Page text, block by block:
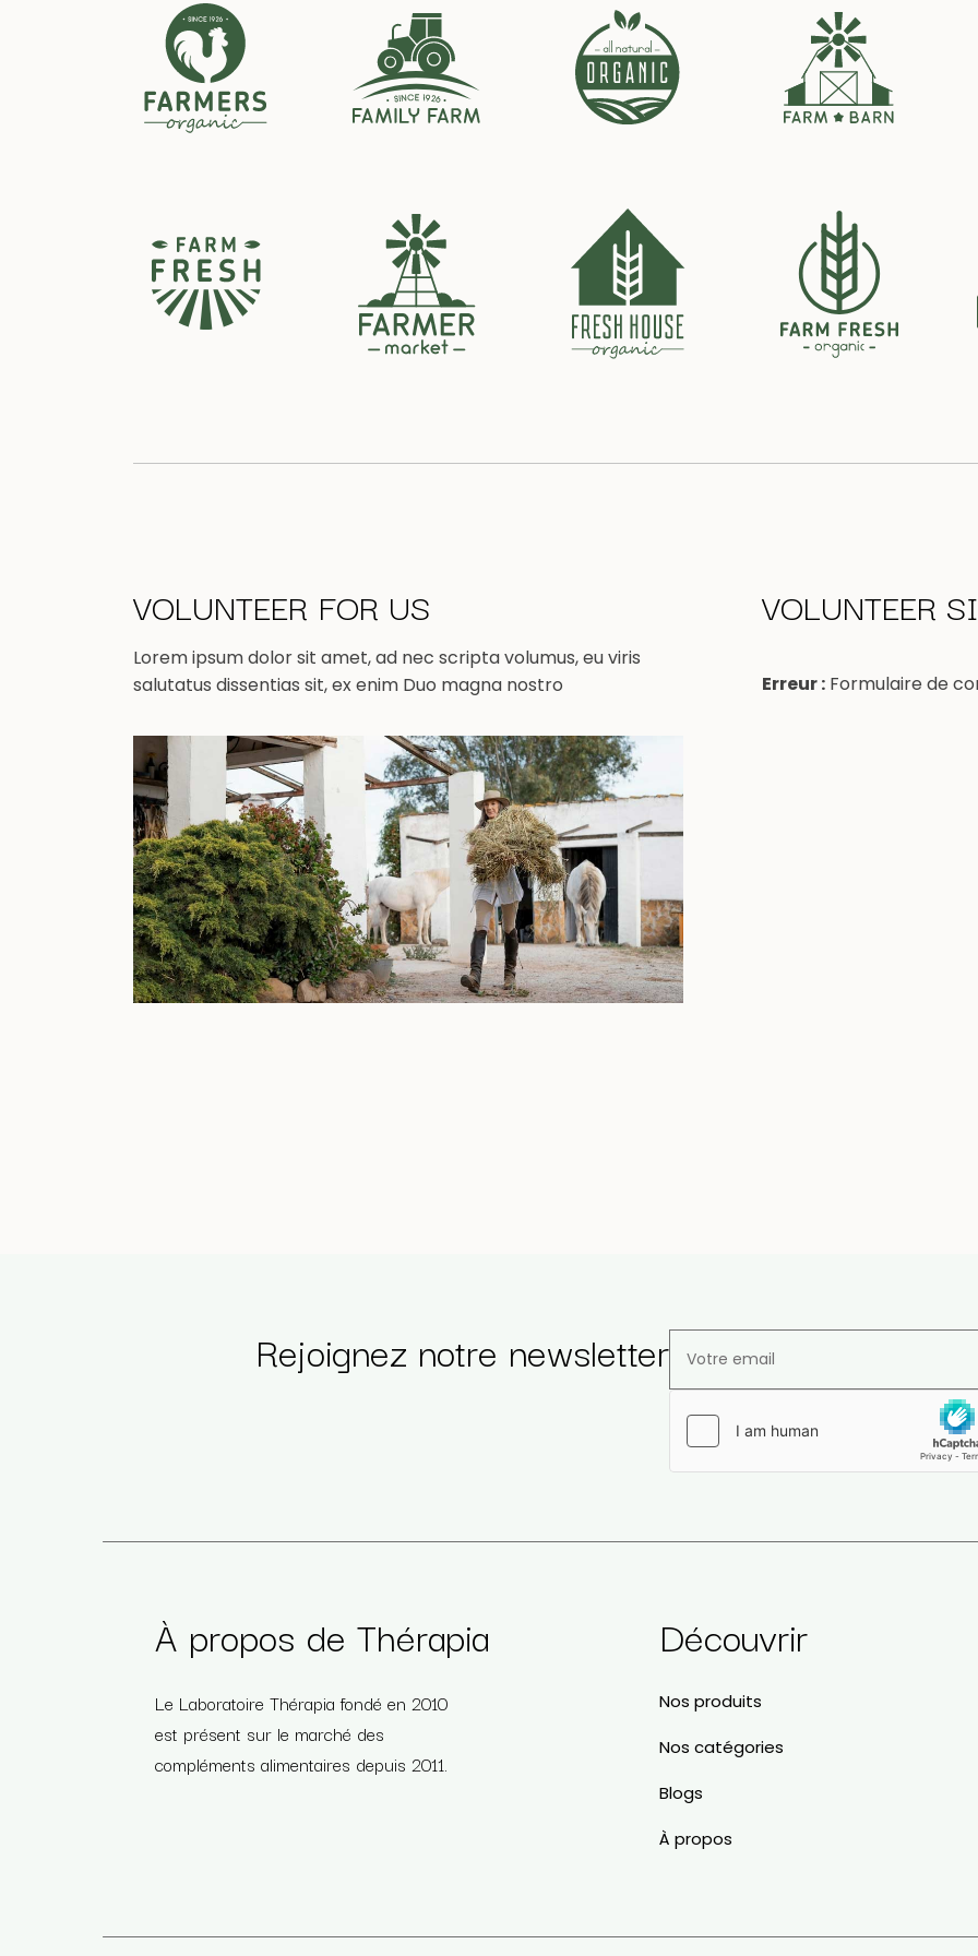
Santé respiratoire
Mémoire
Santé articulaire et
musculaire
VOLUNTEER FOR US
Lorem ipsum dolor sit amet, ad nec scripta volumus, eu viris
salutatus dissentias sit, ex enim Duo magna nostro
VOLUNTEER
Erreur : Formulaire de
Rejoignez notre newsletter
À propos de Thérapia
Le Laboratoire Thérapia fondé en 2010
est présent sur le marché des
compléments alimentaires depuis 2011.
Découvrir
Nos produits
Nos catégories
Blogs
À propos